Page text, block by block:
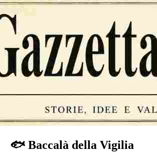
🐟 Baccalà della Vigilia